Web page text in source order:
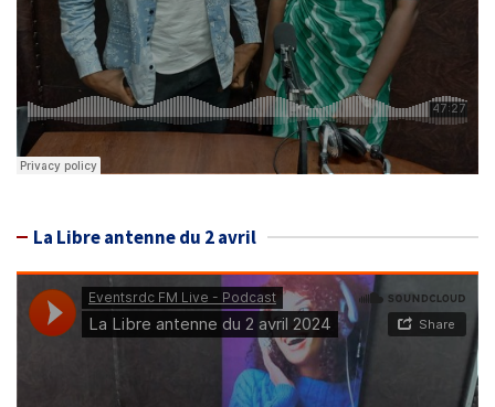
La Libre antenne du 2 avril